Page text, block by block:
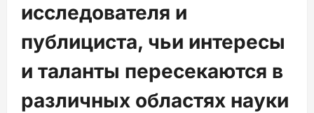
исследователя и
публициста, чьи интересы
и таланты пересекаются в
различных областях науки